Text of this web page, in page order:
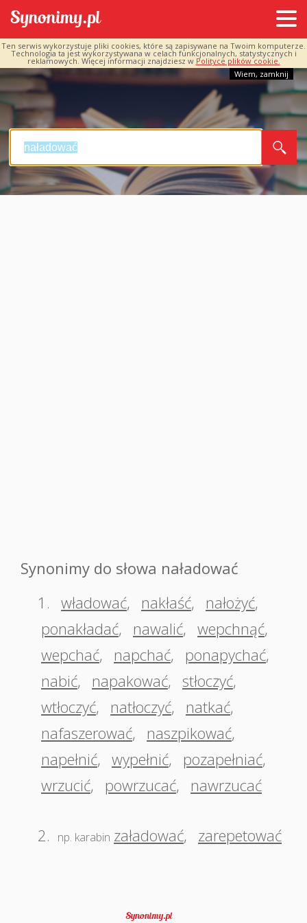
Ten serwis wykorzystuje pliki cookies, które są zapisywane na Twoim komputerze.
Technologia ta jest wykorzystywana w celach funkcjonalnych, statystycznych i
reklamowych. Więcej informacji znajdziesz w Polityce plików cookie.
Wiem, zamknij
Synonimy do słowa naładować
1. władować, nakłaść, nałożyć,
ponakładać, nawalić, wepchnąć,
wepchać, napchać, ponapychać,
nabić, napakować, stłoczyć,
wtłoczyć, natłoczyć, natkać,
nafaszerować, naszpikować,
napełnić, wypełnić, pozapełniać,
wrzucić, powrzucać, nawrzucać
2. np. karabin załadować, zarepetować